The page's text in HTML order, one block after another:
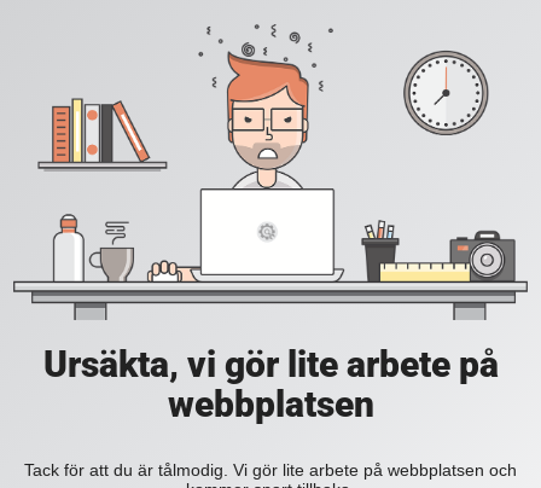
Ursäkta, vi gör lite arbete på
webbplatsen
Tack för att du är tålmodig. Vi gör lite arbete på webbplatsen och